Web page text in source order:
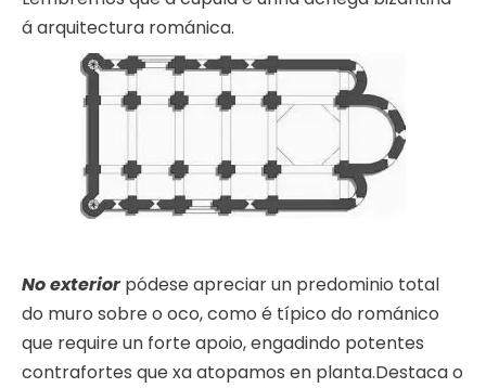
á arquitectura románica.
No exteriorpódese apreciar un predominio total
do muro sobre o oco, como é típico do románico
que require un forte apoio, engadindo potentes
contrafortes que xa atopamos en planta.Destaca o